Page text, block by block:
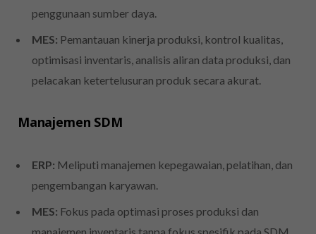
penggunaan sumber daya.
MES: Pemantauan kinerja produksi, kontrol kualitas,
optimisasi inventaris, analisis aliran data produksi, dan
pelacakan ketertelusuran produk secara akurat.
Manajemen SDM
ERP: Meliputi manajemen kepegawaian, pelatihan, dan
pengembangan karyawan.
MES: Fokus pada optimasi proses produksi dan
manajemen inventaris tanpa fokus spesifik pada SDM.